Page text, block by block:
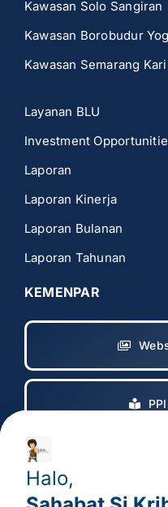
Kawasan Solo Sangiran
Kawasan Borobudur
Kawasan Semarang
Layanan BLU
Investment
Laporan
Laporan Kinerja
Laporan Bulanan
Laporan Tahunan
KEMENPAR